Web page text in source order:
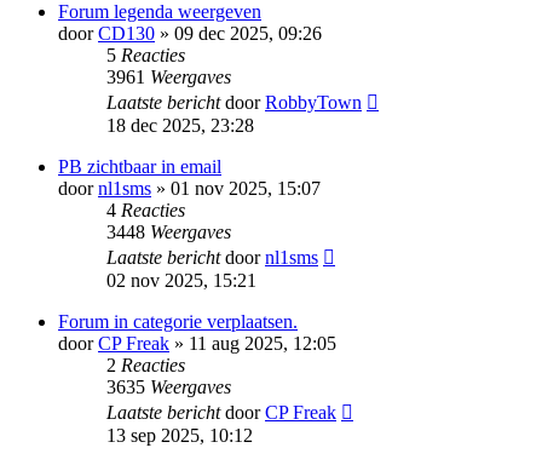
Forum legenda weergeven
doorCD130 » 09 dec 2025, 09:26
5 Reacties
3961 Weergaves
Laatste berichtdoorRobbyTown
18 dec 2025, 23:28
PB zichtbaar in email
doornl1sms » 01 nov 2025, 15:07
4 Reacties
3448 Weergaves
Laatste berichtdoornl1sms
02 nov 2025, 15:21
Forum in categorie verplaatsen.
doorCP Freak » 11 aug 2025, 12:05
2 Reacties
3635 Weergaves
Laatste berichtdoorCP Freak
13 sep 2025, 10:12